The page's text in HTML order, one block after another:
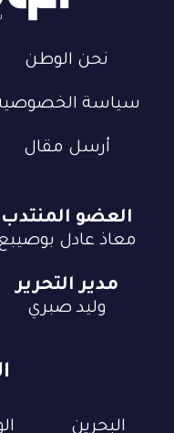
نحن الوطن
سياسة
أرسل مقال
البحرين
العضو المنتدب
معاذ عادل
مدير التحرير
وليد صبري